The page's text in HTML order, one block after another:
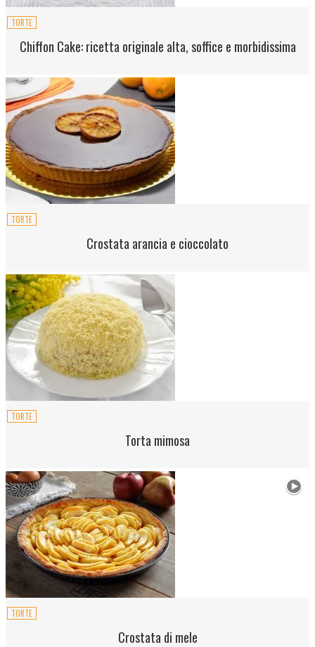
TORTE
Chiffon Cake: ricetta originale alta, soffice e morbidissima
TORTE
Crostata arancia e cioccolato
TORTE
Torta mimosa
TORTE
Crostata di mele